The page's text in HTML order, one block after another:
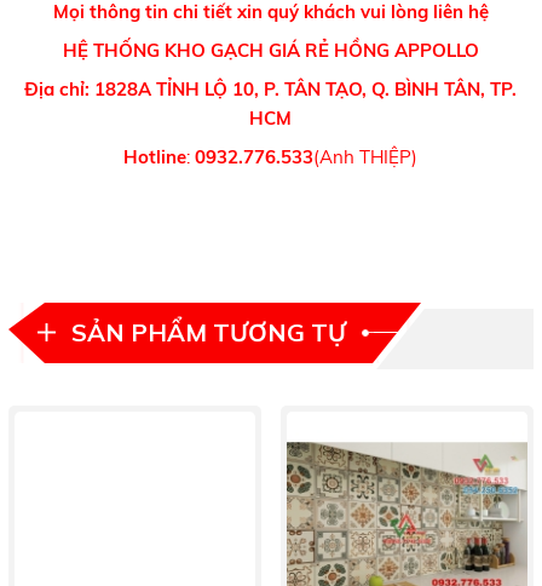
Mọi thông tin chi tiết xin quý khách vui lòng liên hệ
HỆ THỐNG KHO GẠCH GIÁ RẺ HỒNG APPOLLO
Địa chỉ: 1828A TỈNH LỘ 10, P. TÂN TẠO, Q. BÌNH TÂN, TP.
HCM
Hotline:0932.776.533(Anh THIỆP)
SẢN PHẨM TƯƠNG TỰ